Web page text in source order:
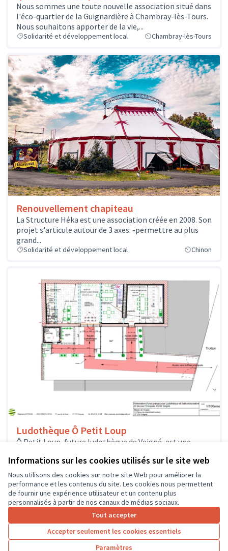
Informations sur les cookies utilisés sur le site web
Nous utilisons des cookies sur notre site Web pour améliorer la
performance et les contenus du site. Les cookies nous permettent
de fournir une expérience utilisateur et un contenu plus
personnalisés à partir de nos canaux de médias sociaux.
Tout accepter
Accepter seulement les cookies essentiels
Paramètres
Nous sommes une toute nouvelle association situé dans
l'éco-quartier de la Guignardière à Chambray-lès-Tours.
Nous souhaitons apporter de la vie,...
Solidarité et développement local Chambray-lès-Tours
Renouvellement chapiteau
La Structure Héka est une association créée en 2008. Son
projet s'articule autour de 3 axes: -permettre au plus
grand...
Solidarité et développement local Chinon
Ludothèque Ô Petit Loup
Ô Petit Loup, future ludothèque de Veigné, est une
enthousiastes qui veulent proposer...
Solidarité et développement local Veigné
Résultats par page : 50
1 2 3 4